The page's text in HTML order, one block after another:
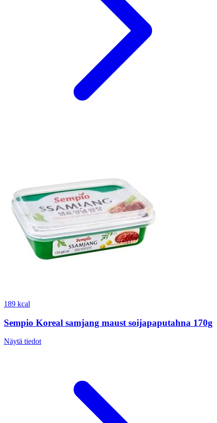
189 kcal
Sempio Koreal samjang maust soijapaputahna 170g
Näytä tiedot